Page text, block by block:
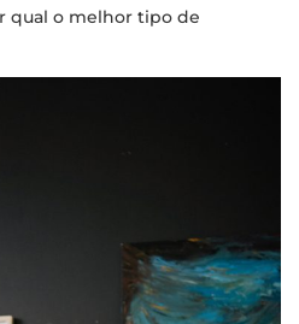
qual o melhor tipo de